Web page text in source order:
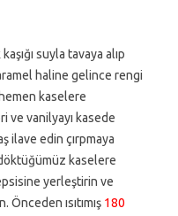
suyla tavaya alıp
haline gelince rengi
kaselere
ve vanilyayı kasede
ilave edin çırpmaya
kaselere
yerleştirin ve
ısıtımış 180